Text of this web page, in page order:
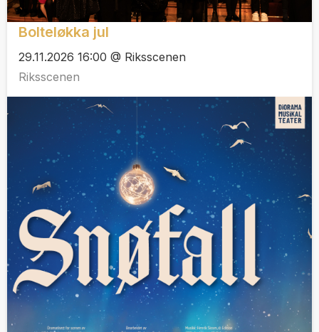
Bolteløkka jul
29.11.2026 16:00 @ Riksscenen
Riksscenen